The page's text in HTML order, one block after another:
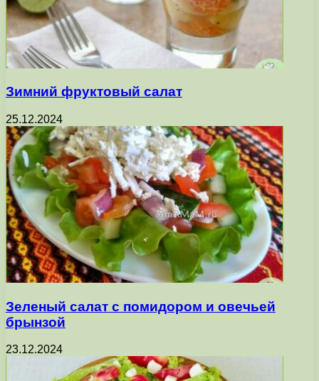
Зимний фруктовый салат
25.12.2024
Зеленый салат с помидором и овечьей
брынзой
23.12.2024